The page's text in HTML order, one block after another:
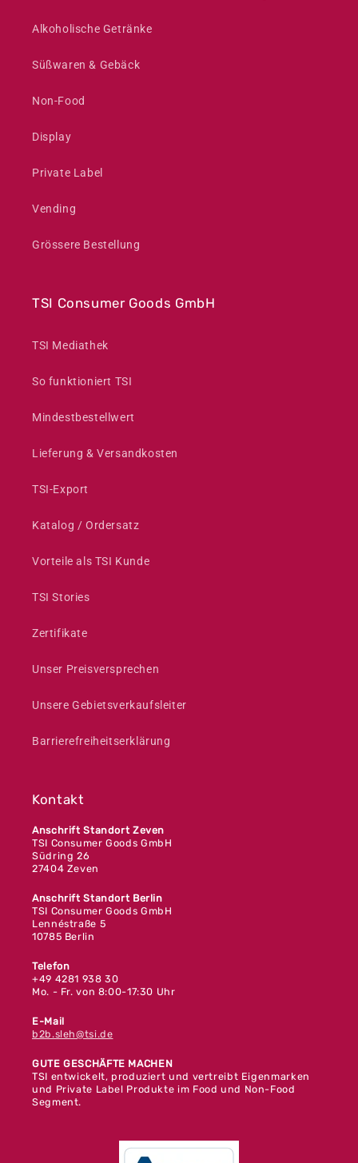
Alkoholische Getränke
Süßwaren & Gebäck
Non-Food
Display
Private Label
Vending
Grössere Bestellung
TSI Consumer Goods GmbH
TSI Mediathek
So funktioniert TSI
Mindestbestellwert
Lieferung & Versandkosten
TSI-Export
Katalog / Ordersatz
Vorteile als TSI Kunde
TSI Stories
Zertifikate
Unser Preisversprechen
Unsere Gebietsverkaufsleiter
Barrierefreiheitserklärung
Kontakt
Anschrift Standort Zeven
TSI Consumer Goods GmbH
Südring 26
27404 Zeven
Anschrift Standort Berlin
TSI Consumer Goods GmbH
Lennéstraße 5
10785 Berlin
Telefon
+49 4281 938 30
Mo. - Fr. von 8:00-17:30 Uhr
E-Mail
b2b.sleh@tsi.de
GUTE GESCHÄFTE MACHEN
TSI entwickelt, produziert und vertreibt Eigenmarken
und Private Label Produkte im Food und Non-Food
Segment.